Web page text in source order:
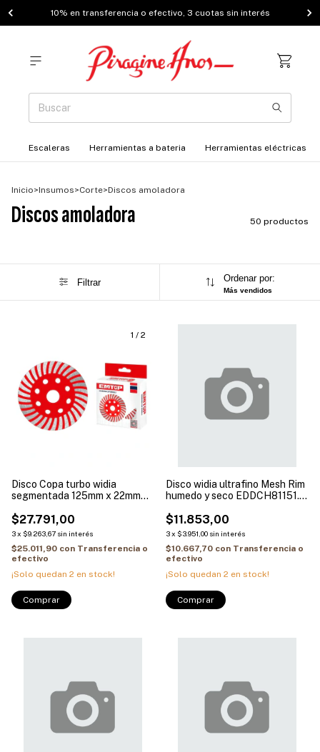
10% en transferencia o efectivo, 3 cuotas sin interés
Escaleras Herramientas a bateria Herramientas eléctricas
Inicio>Insumos>Corte>Discos amoladora
Discos amoladora 50 productos
Filtrar Ordenar por:
Más vendidos
1 / 2
Disco Copa turbo widia
segmentada 125mm x 22mm
$27.791,00
3x $9.263,67 sin interés
$25.011,90 con Transferencia o
efectivo
¡Solo quedan 2 en stock!
Disco widia ultrafino Mesh Rim
humedo y seco EDDCH81151.
$11.853,00
3x $3.951,00 sin interés
$10.667,70 con Transferencia o
efectivo
¡Solo quedan 2 en stock!
Comprar